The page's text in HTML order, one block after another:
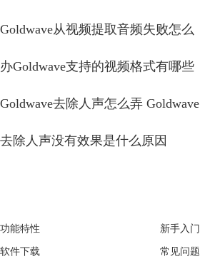
Goldwave从视频提取音频失败怎么
办Goldwave支持的视频格式有哪些
Goldwave去除人声怎么弄 Goldwave
去除人声没有效果是什么原因
功能特性
软件下载
新手入门
常见问题